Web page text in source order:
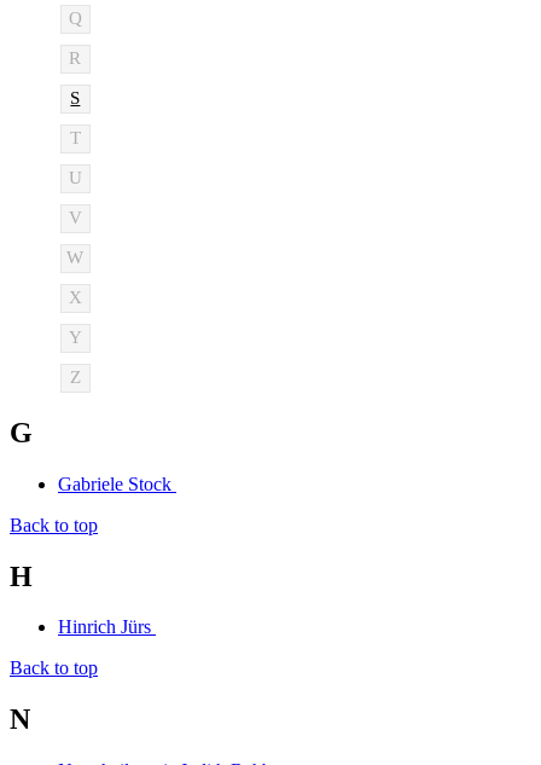
Q
R
S
T
U
V
W
X
Y
Z
G
Gabriele Stock
Back to top
H
Hinrich Jürs
Back to top
N